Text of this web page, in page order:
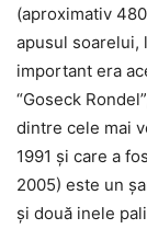
(aproximativ
apusul soarelui,
important era
“Goseck
dintre cele mai
1991 şi care a
2005) este un
şi două inele